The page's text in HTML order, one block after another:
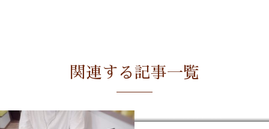
関連する記事一覧